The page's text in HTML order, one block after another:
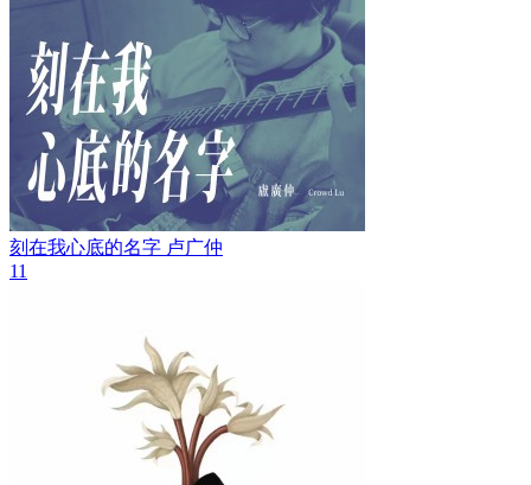
刻在我心底的名字 卢广仲
11